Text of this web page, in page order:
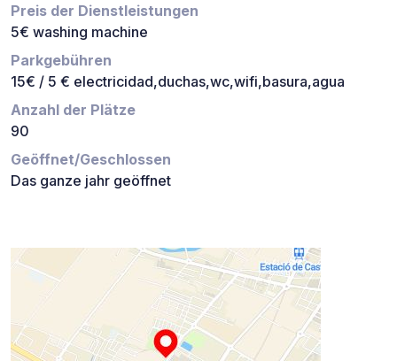
Preis der Dienstleistungen
5€ washing machine
Parkgebühren
15€ / 5 € electricidad,duchas,wc,wifi,basura,agua
Anzahl der Plätze
90
Geöffnet/Geschlossen
Das ganze jahr geöffnet